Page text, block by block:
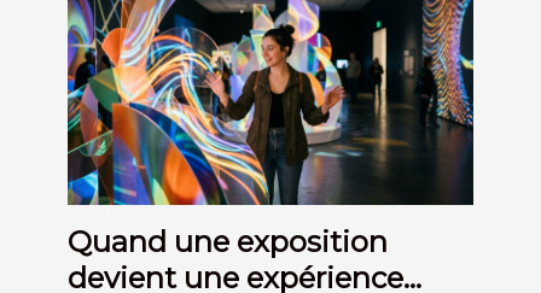
Quand une exposition
devient une expérience